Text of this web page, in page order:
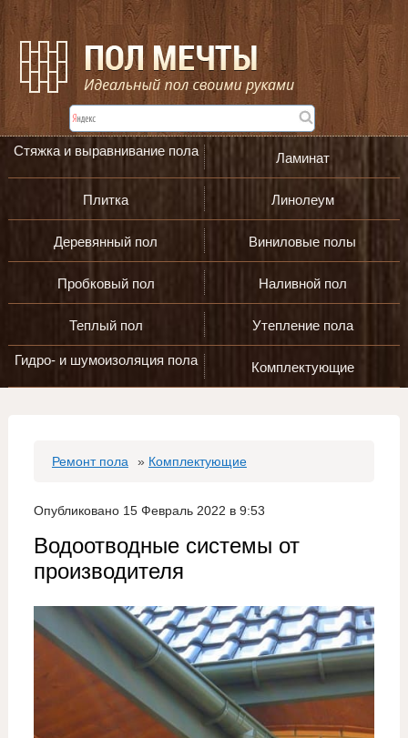
Стяжка и выравнивание пола Ламинат
Плитка Линолеум
Деревянный пол Виниловые полы
Пробковый пол Наливной пол
Теплый пол Утепление пола
Гидро- и шумоизоляция пола Комплектующие
Ремонт пола » Комплектующие
Опубликовано 15 Февраль 2022 в 9:53
Водоотводные системы от
производителя